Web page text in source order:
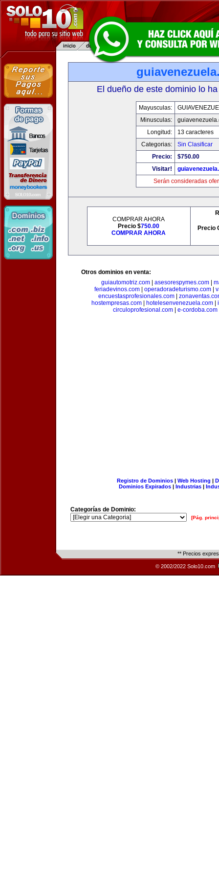
El dueño de este dominio lo
Mayusculas:
Minusculas:
Longitud:
13 caracteres
Categorias:
Sin Clasificar
Precio:
$750.00
Visitar!
Serán consideradas
COMPRAR AHORA
Precio $750.00
COMPRAR AHORA
Precio
Otros dominios en venta:
guiautomotriz.com
asesorespymes.com
feriadevinos.com
operadoradeturismo.com
encuestasprofesionales.com
hostempresas.com
hotelesenvenezuela.com
circuloprofesional.com| e-cordoba.com
Registro de Dominios| Web Hosting |
Dominios Expirados | Industrias |
Categorías de Dominio:
[Pág.
** Precios
© 2002/2022 Solo10.com